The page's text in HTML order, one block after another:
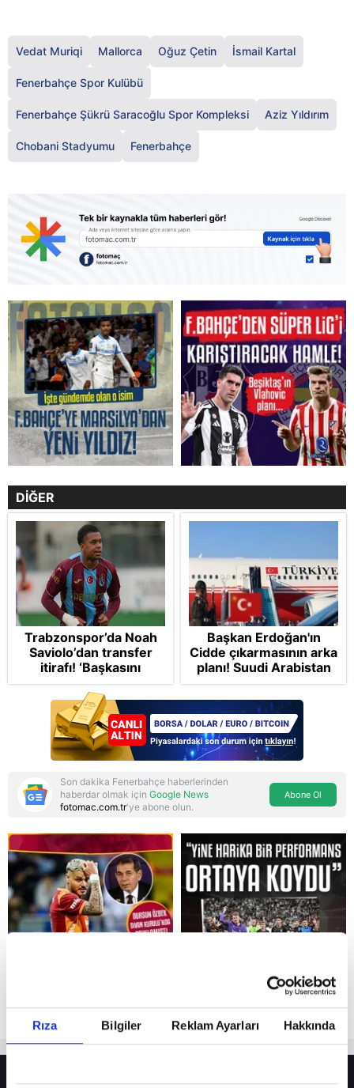
Rıza Bilgiler Reklam Ayarları Hakkında
Reddet
Vedat Muriqi Mallorca Oğuz Çetin İsmail Kartal
Fenerbahçe Spor Kulübü
Fenerbahçe Şükrü Saracoğlu Spor Kompleksi Aziz Yıldırım
Chobani Stadyumu Fenerbahçe
DİĞER
Trabzonspor’da Noah
Saviolo’dan transfer
itirafı! ‘Başkasını
izlemeye geldi’
Başkan Erdoğan'ın
Cidde çıkarmasının arka
planı! Suudi Arabistan
ve Pakistan'la Mekke
Anlaşması: "Tel Aviv için
'ölümcül ittifak"
Son dakika Fenerbahçe haberlerinden
haberdar olmak için Google News
fotomac.com.tr'ye abone olun.
Abone Ol